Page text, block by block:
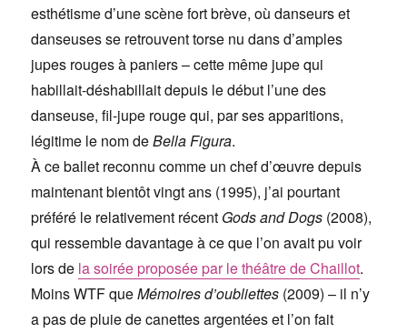
esthétisme d’une scène fort brève, où danseurs et
danseuses se retrouvent torse nu dans d’amples
jupes rouges à paniers – cette même jupe qui
habillait-déshabillait depuis le début l’une des
danseuse, fil-jupe rouge qui, par ses apparitions,
légitime le nom deBella Figura.
À ce ballet reconnu comme un chef d’œuvre depuis
maintenant bientôt vingt ans (1995), j’ai pourtant
préféré le relativement récent Gods and Dogs (2008),
qui ressemble davantage à ce que l’on avait pu voir
lors de la soirée proposée par le théâtre de Chaillot.
Moins WTF queMémoires d’oubliettes (2009) – il n’y
a pas de pluie de canettes argentées et l’on fait